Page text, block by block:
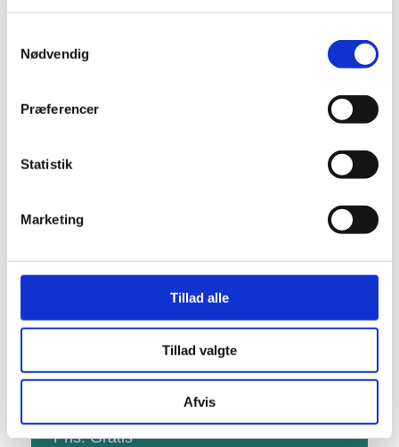
Nødvendig
Præferencer
Statistik
Marketing
Tillad alle
Tillad valgte
Afvis
Tidspunkt:
Serie:
Pris: Gratis